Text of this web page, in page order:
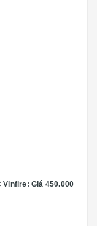
Vinfire: Giá 450.000